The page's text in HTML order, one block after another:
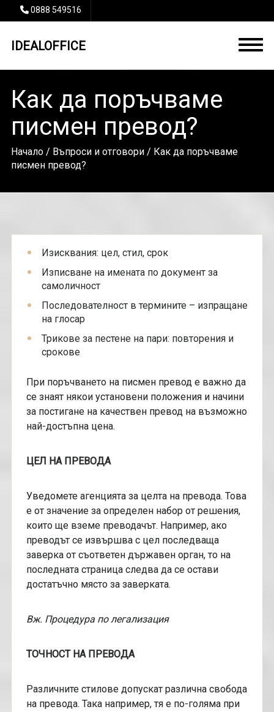
0888 549516
IDEALOFFICE
Как да поръчваме
писмен превод?
Начало/ Въпроси и отговори/ Как да поръчваме
писмен превод?
Изисквания: цел, стил, срок
Изписване на имената по документ за
самоличност
Последователност в термините – изпращане
на глосар
Трикове за пестене на пари: повторения и
срокове
При поръчването на писмен превод е важно да
се знаят някои установени положения и начини
за постигане на качествен превод на възможно
най-достъпна цена.
ЦЕЛ НА ПРЕВОДА
Уведомете агенцията за целта на превода. Това
е от значение за определен набор от решения,
които ще вземе преводачът. Например, ако
преводът се извършва с цел последваща
заверка от съответен държавен орган, то на
последната страница следва да се остави
достатъчно място за заверката.
Вж. Процедура по легализация
ТОЧНОСТ НА ПРЕВОДА
Различните стилове допускат различна свобода
на превода. Така например, тя е по-голяма при